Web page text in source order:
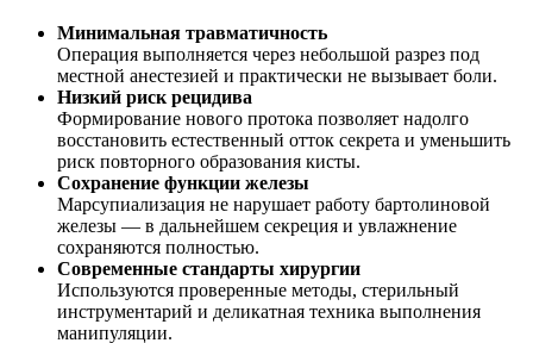
Минимальная травматичность
Операция выполняется через небольшой разрез под
местной анестезией и практически не вызывает боли.
Низкий риск рецидива
Формирование нового протока позволяет надолго
восстановить естественный отток секрета и уменьшить
риск повторного образования кисты.
Сохранение функции железы
Марсупиализация не нарушает работу бартолиновой
железы — в дальнейшем секреция и увлажнение
сохраняются полностью.
Современные стандарты хирургии
Используются проверенные методы, стерильный
инструментарий и деликатная техника выполнения
манипуляции.